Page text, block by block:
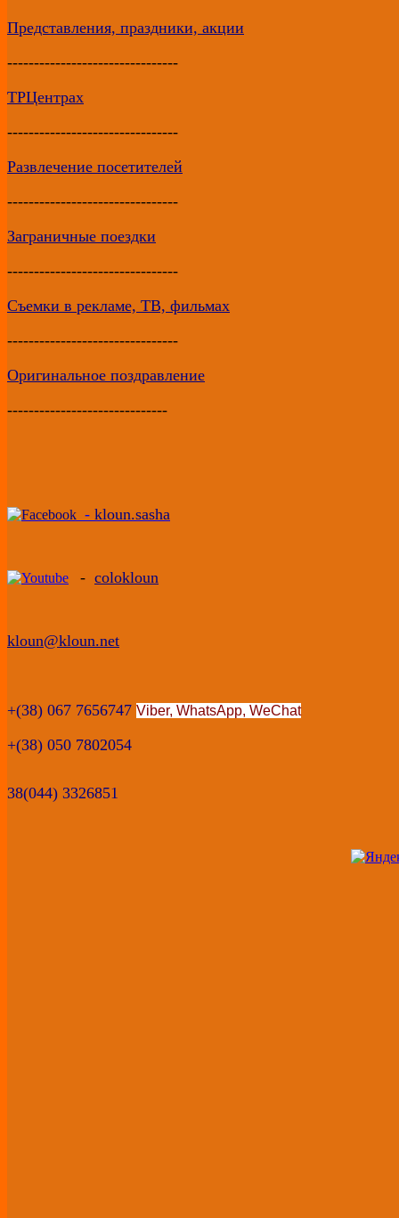
Представления, праздники, акции
--------------------------------
ТРЦентрах
--------------------------------
Развлечение посетителей
--------------------------------
Заграничные поездки
--------------------------------
Съемки в рекламе, ТВ, фильмах
--------------------------------
Оригинальное поздравление
------------------------------
- kloun.sasha
- colokloun
kloun@kloun.net
+(38) 067 7656747 Viber, WhatsApp, WeChat
+(38) 050 7802054
38(044) 3326851